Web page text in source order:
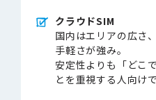
クラウドSIM
国内はエリアの広さ
手軽さが強み。
安定性よりも「どこ
とを重視する人向けで